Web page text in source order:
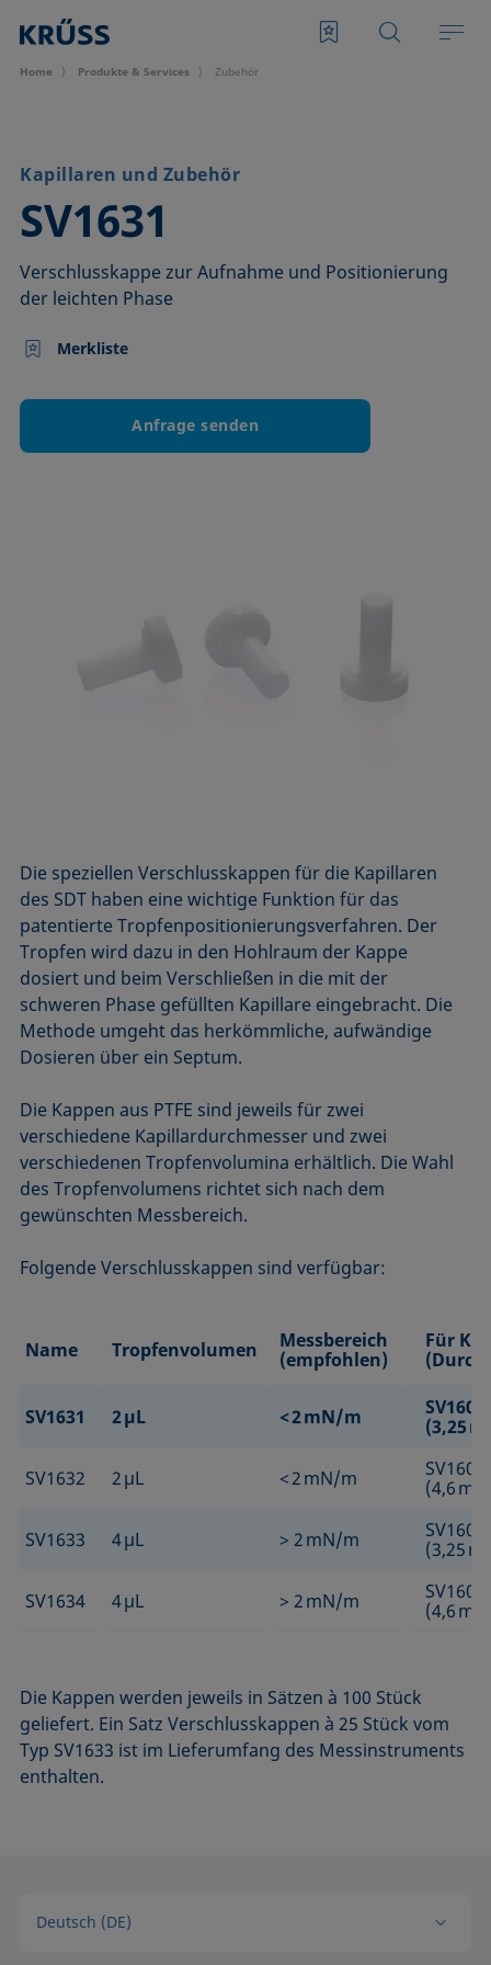
Home Produkte & Services Zubehör
Kapillaren und Zubehör
SV1631
–
Verschlusskappe zur Aufnahme und Positionierung
der leichten Phase
Merkliste
Anfrage senden
Die speziellen Verschlusskappen für die Kapillaren
des SDT haben eine wichtige Funktion für das
patentierte Tropfenpositionierungsverfahren. Der
Tropfen wird dazu in den Hohlraum der Kappe
dosiert und beim Verschließen in die mit der
schweren Phase gefüllten Kapillare eingebracht. Die
Methode umgeht das herkömmliche, aufwändige
Dosieren über ein Septum.
Die Kappen aus PTFE sind jeweils für zwei
verschiedene Kapillardurchmesser und zwei
verschiedenen Tropfenvolumina erhältlich. Die Wahl
des Tropfenvolumens richtet sich nach dem
gewünschten Messbereich.
Folgende Verschlusskappen sind verfügbar:
Name Tropfenvolumen
Messbereich
(empfohlen)
Für
SV1631 2 µL < 2 mN/m
SV1601
(3,25
SV1632 2 µL < 2 mN/m
SV1602
(4,6
SV1633 4 µL > 2 mN/m
SV1601
(3,25
SV1634 4 µL > 2 mN/m
SV1602
(4,6
Die Kappen werden jeweils in Sätzen à 100 Stück
geliefert. Ein Satz Verschlusskappen à 25 Stück vom
Typ SV1633 ist im Lieferumfang des Messinstruments
enthalten.
Deutsch (DE)